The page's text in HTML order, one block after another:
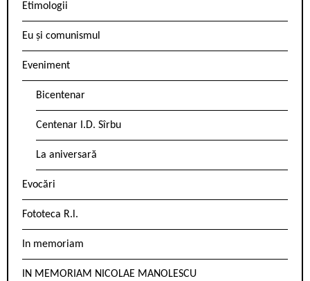
Etimologii
Eu și comunismul
Eveniment
Bicentenar
Centenar I.D. Sîrbu
La aniversară
Evocări
Fototeca R.l.
In memoriam
IN MEMORIAM NICOLAE MANOLESCU